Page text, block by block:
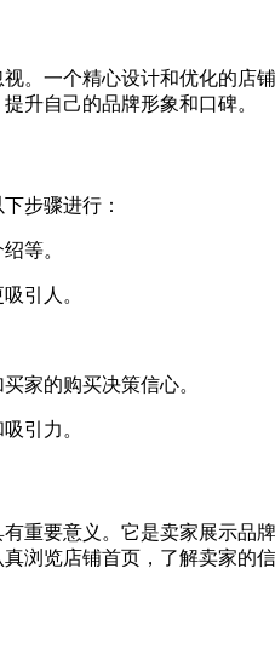
。一个精心设计和优化的
升自己的品牌形象和口碑。
步骤进行：
等。
引人。
家的购买决策信心。
引力。
重要意义。它是卖家展示
浏览店铺首页，了解卖家的